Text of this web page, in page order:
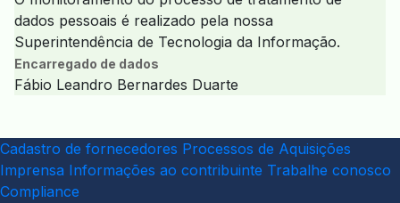
dados pessoais é realizado pela nossa
Superintendência de Tecnologia da Informação.
Encarregado de dados
Fábio Leandro Bernardes Duarte
Cadastro de fornecedores Processos de Aquisições
Imprensa Informações ao contribuinte Trabalhe conosco
Compliance